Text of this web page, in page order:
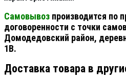
Самовывоз производится по
договоренности с точки
Домодедовский район,
1В.
Доставка товара в